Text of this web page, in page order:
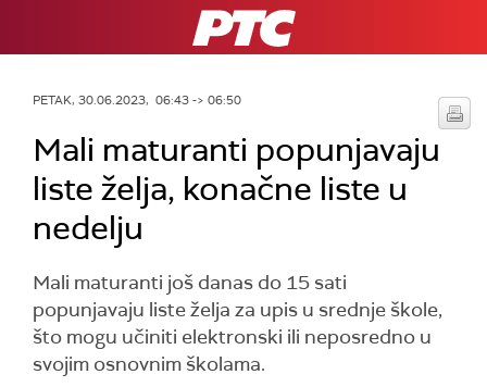
RTS
PETAK, 30.06.2023, 06:43 -> 06:50
Mali maturanti popunjavaju
liste želja, konačne liste u
nedelju
Mali maturanti još danas do 15 sati
popunjavaju liste želja za upis u srednje škole,
što mogu učiniti elektronski ili neposredno u
svojim osnovnim školama.